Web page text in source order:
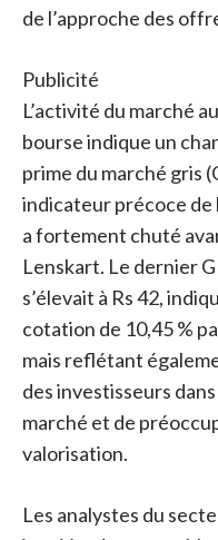
de l’approche des
Publicité
L’activité du marché
bourse indique un
prime du marché gris
indicateur précoce de
a fortement chuté
Lenskart. Le dernier
s’élevait à Rs 42,
cotation de 10,45 %
mais reflétant
des investisseurs
marché et de
valorisation.
Les analystes du